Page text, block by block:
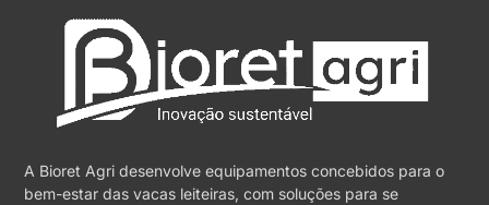
A Bioret Agri desenvolve equipamentos concebidos para o
bem-estar das vacas leiteiras, com soluções para se